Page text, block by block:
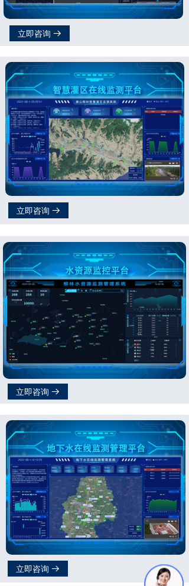
立即咨询 뀠
立即咨询 뀠
立即咨询 뀠
立即咨询 뀠